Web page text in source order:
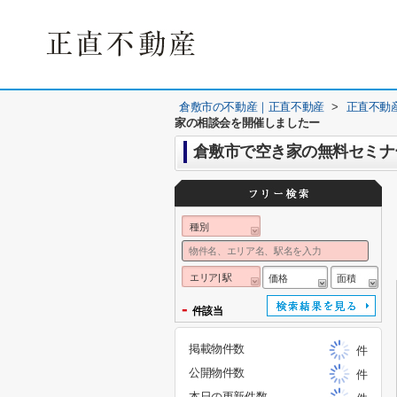
倉敷市の不動産｜正直不動産 >
正直不動
家の相談会を開催しましたー
種別
エリア| 駅 価格 面積
- 件該当
掲載物件数
件
公開物件数
件